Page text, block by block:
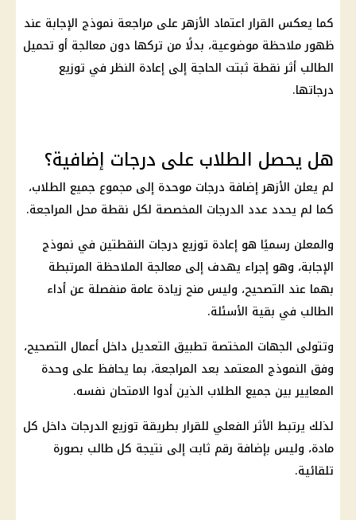
كما يعكس القرار اعتماد الأزهر على مراجعة نموذج الإجابة عند
ظهور ملاحظة موضوعية، بدلًا من تركها دون معالجة أو تحميل
الطالب أثر نقطة ثبتت الحاجة إلى إعادة النظر في توزيع
درجاتها.
هل يحصل الطلاب على درجات إضافية؟
لم يعلن الأزهر إضافة درجات موحدة إلى مجموع جميع الطلاب،
كما لم يحدد عدد الدرجات المخصصة لكل نقطة محل المراجعة.
والمعلن رسميًا هو إعادة توزيع درجات النقطتين في نموذج
الإجابة، وهو إجراء يهدف إلى معالجة الملاحظة المرتبطة
بهما عند التصحيح، وليس منح زيادة عامة منفصلة عن أداء
الطالب في بقية الأسئلة.
وتتولى الجهات المختصة تطبيق التعديل داخل أعمال التصحيح،
وفق النموذج المعتمد بعد المراجعة، بما يحافظ على وحدة
المعايير بين جميع الطلاب الذين أدوا الامتحان نفسه.
لذلك يرتبط الأثر الفعلي للقرار بطريقة توزيع الدرجات داخل كل
مادة، وليس بإضافة رقم ثابت إلى نتيجة كل طالب بصورة
تلقائية.